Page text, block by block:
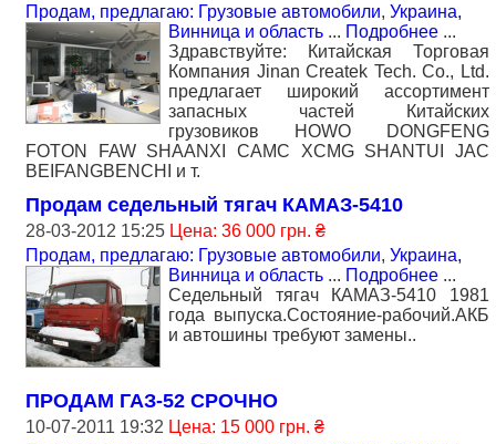
Продам, предлагаю: Грузовые автомобили, Украина,
Винница и область ... Подробнее ...
Здравствуйте: Китайская Торговая
Компания Jinan Createk Tech. Co., Ltd.
предлагает широкий ассортимент
запасных частей Китайских
грузовиков HOWO DONGFENG
FOTON FAW SHAANXI CAMC XCMG SHANTUI JAC
BEIFANGBENCHI и т.
Продам седельный тягач КАМАЗ-5410
28-03-2012 15:25 Цена: 36 000 грн. ₴
Продам, предлагаю: Грузовые автомобили, Украина,
Винница и область ... Подробнее ...
Седельный тягач КАМАЗ-5410 1981
года выпуска.Состояние-рабочий.АКБ
и автошины требуют замены..
ПРОДАМ ГАЗ-52 СРОЧНО
10-07-2011 19:32 Цена: 15 000 грн. ₴